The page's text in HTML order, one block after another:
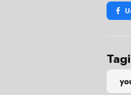
Tagi